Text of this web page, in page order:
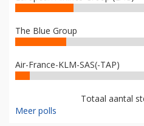
The Blue Group
Air-France-KLM-SAS(-TAP)
Totaal aantal
Meer polls